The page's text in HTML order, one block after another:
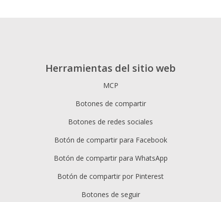
Herramientas del sitio web
MCP
Botones de compartir
Botones de redes sociales
Botón de compartir para Facebook
Botón de compartir para WhatsApp
Botón de compartir por Pinterest
Botones de seguir